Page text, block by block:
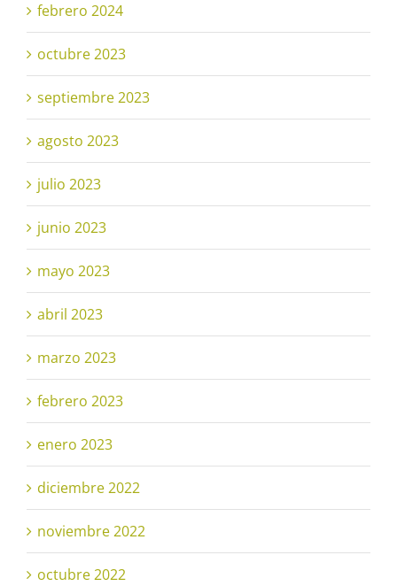
febrero 2024
octubre 2023
septiembre 2023
agosto 2023
julio 2023
junio 2023
mayo 2023
abril 2023
marzo 2023
febrero 2023
enero 2023
diciembre 2022
noviembre 2022
octubre 2022